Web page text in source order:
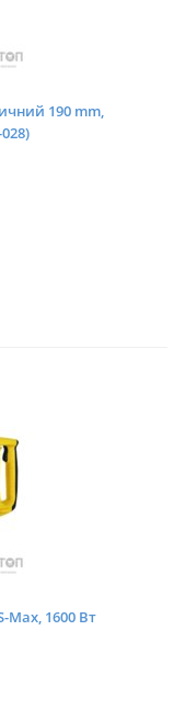
190 mm,
Max, 1600 Вт